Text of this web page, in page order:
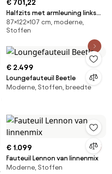
€ 701,22
Halfzits met armleuning links
voor modulaire eenheden, in
jacquard chenille, AMAD
87×122×107 cm, moderne,
Stoffen
€ 2.499
Loungefauteuil Beetle
Moderne, Stoffen, breedte
€ 1.099
Fauteuil Lennon van linnenmix
Moderne, Stoffen